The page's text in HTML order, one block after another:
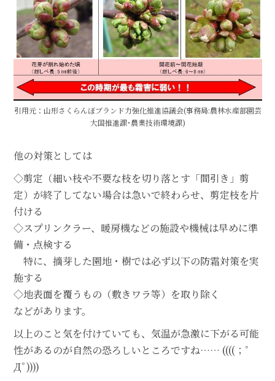
引用元：山形さくらんぼブランド力強化推進協議会(事務局:農林水産部園芸
大国推進課･農業技術環境課)
他の対策としては
◇剪定（細い枝や不要な枝を切り落とす「間引き」剪
定）が終了してない場合は急いで終わらせ、剪定枝を片
付ける
◇スプリンクラー、暖房機などの施設や機械は早めに準
備・点検する
特に、摘芽した園地・樹では必ず以下の防霜対策を実
施する
◇地表面を覆うもの（敷きワラ等）を取り除く
などがあります。
以上のこと気を付けていても、気温が急激に下がる可能
性があるのが自然の恐ろしいところですね…… ((((；ﾟ
Дﾟ))))